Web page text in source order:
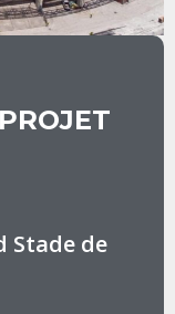
Stade de